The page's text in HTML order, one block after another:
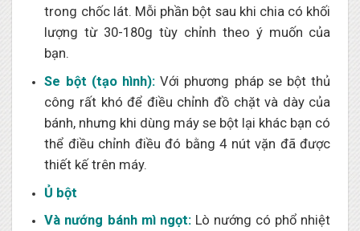
trong chốc lát. Mỗi phần bột sau khi chia có khối
lượng từ 30-180g tùy chỉnh theo ý muốn của
bạn.
Se bột (tạo hình):Với phương pháp se bột thủ
công rất khó để điều chỉnh đồ chặt và dày của
bánh, nhưng khi dùng máy se bột lại khác bạn có
thể điều chỉnh điều đó bằng 4 nút vặn đã được
thiết kế trên máy.
Ủ bột
Và nướng bánh mì ngọt: Lò nướng có phổ nhiệt